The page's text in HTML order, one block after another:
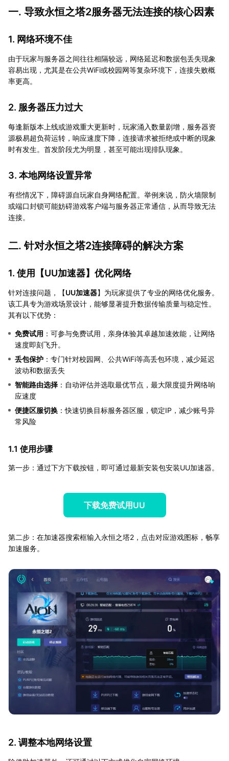
一. 导致永恒之塔2服务器无法连接的核心因素
1. 网络环境不佳
由于玩家与服务器之间往往相隔较远，网络延迟和数据包丢失现象
容易出现，尤其是在公共WiFi或校园网等复杂环境下，连接失败概
率更高。
2. 服务器压力过大
每逢新版本上线或游戏重大更新时，玩家涌入数量剧增，服务器资
源极易超负荷运转，响应速度下降，连接请求被拒绝或中断的现象
时有发生。首发阶段尤为明显，甚至可能出现排队现象。
3. 本地网络设置异常
有些情况下，障碍源自玩家自身网络配置。举例来说，防火墙限制
或端口封锁可能妨碍游戏客户端与服务器正常通信，从而导致无法
连接。
二. 针对永恒之塔2连接障碍的解决方案
1. 使用【UU加速器】优化网络
针对连接问题，【UU加速器】为玩家提供了专业的网络优化服务。
该工具专为游戏场景设计，能够显著提升数据传输质量与稳定性。
其有以下优势：
免费试用 ：可参与免费试用，亲身体验其卓越加速效能，让网络
速度即刻飞升。
丢包保护 ：专门针对校园网、公共WiFi等高丢包环境，减少延迟
波动和数据丢失
智能路由选择 ：自动评估并选取最优节点，最大限度提升网络响
应速度
便捷区服切换 ：快速切换目标服务器区服，锁定IP，减少账号异
常风险
1.1 使用步骤
第一步：通过下方下载按钮，即可通过最新安装包安装UU加速器。
下载免费试用UU
第二步：在加速器搜索框输入永恒之塔2，点击对应游戏图标，畅享
加速服务。
2. 调整本地网络设置